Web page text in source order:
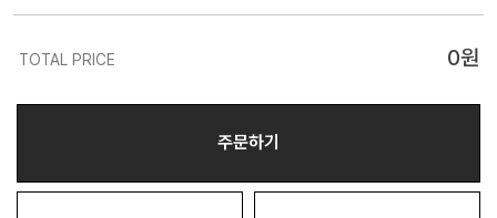
TOTAL PRICE 0원
주문하기